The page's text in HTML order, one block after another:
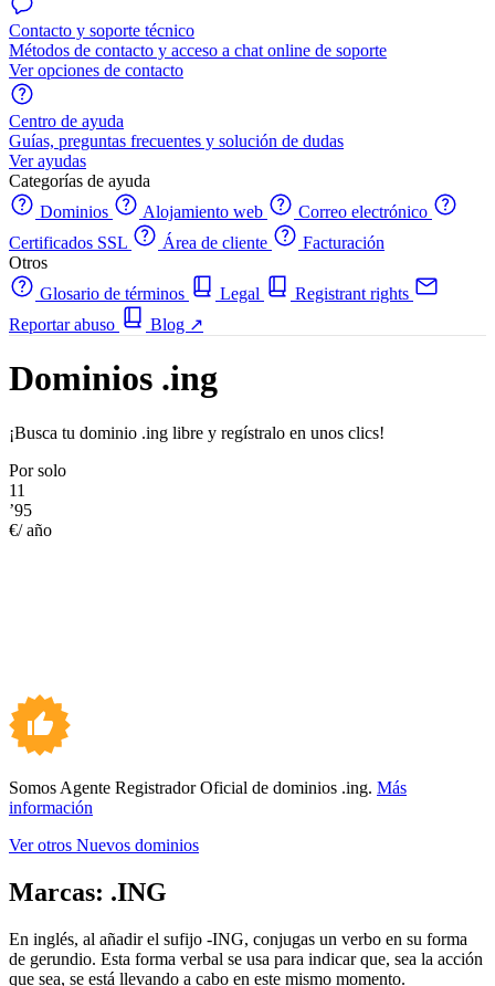
Contacto y soporte técnico
Métodos de contacto y acceso a chat online de soporte
Ver opciones de contacto
Centro de ayuda
Guías, preguntas frecuentes y solución de dudas
Ver ayudas
Categorías de ayuda
Dominios
Alojamiento web
Correo electrónico
Certificados SSL
Área de cliente
Facturación
Otros
Glosario de términos
Legal
Registrant rights
Reportar abuso
Blog ↗
Dominios .ing
¡Busca tu dominio .ing libre y regístralo en unos clics!
Por solo
11
’95
€/ año
Somos Agente Registrador Oficial de dominios .ing. Más
información
Ver otros Nuevos dominios
Marcas: .ING
En inglés, al añadir el sufijo -ING, conjugas un verbo en su forma
de gerundio. Esta forma verbal se usa para indicar que, sea la acción
que sea, se está llevando a cabo en este mismo momento.